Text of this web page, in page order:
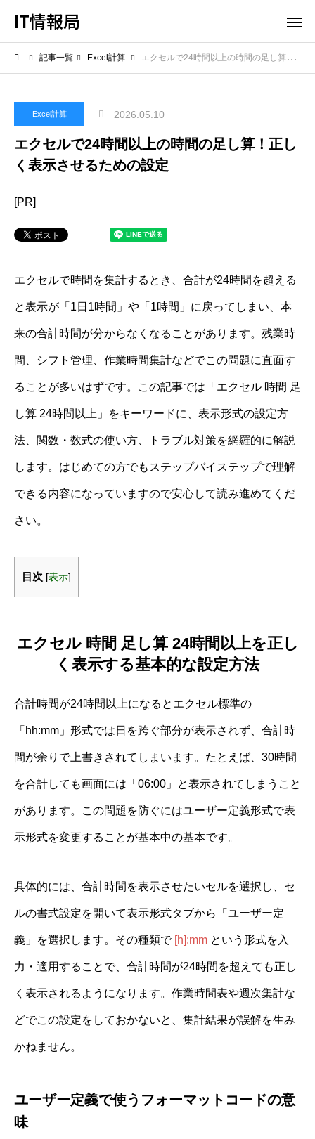
IT情報局
記事一覧 Excel計算 エクセルで24時間以上の時間の足し算！正しく表示させるための設定
Excel計算 2026.05.10
エクセルで24時間以上の時間の足し算！正し
く表示させるための設定
[PR]
エクセルで時間を集計するとき、合計が24時間を超える
と表示が「1日1時間」や「1時間」に戻ってしまい、本
来の合計時間が分からなくなることがあります。残業時
間、シフト管理、作業時間集計などでこの問題に直面す
ることが多いはずです。この記事では「エクセル 時間 足
し算 24時間以上」をキーワードに、表示形式の設定方
法、関数・数式の使い方、トラブル対策を網羅的に解説
します。はじめての方でもステップバイステップで理解
できる内容になっていますので安心して読み進めてくだ
さい。
目次 [表示]
エクセル 時間 足し算 24時間以上を正し
く表示する基本的な設定方法
合計時間が24時間以上になるとエクセル標準の
「hh:mm」形式では日を跨ぐ部分が表示されず、合計時
間が余りで上書きされてしまいます。たとえば、30時間
を合計しても画面には「06:00」と表示されてしまうこと
があります。この問題を防ぐにはユーザー定義形式で表
示形式を変更することが基本中の基本です。
具体的には、合計時間を表示させたいセルを選択し、セ
ルの書式設定を開いて表示形式タブから「ユーザー定
義」を選択します。その種類で [h]:mm という形式を入
力・適用することで、合計時間が24時間を超えても正し
く表示されるようになります。作業時間表や週次集計な
どでこの設定をしておかないと、集計結果が誤解を生み
かねません。
ユーザー定義で使うフォーマットコードの意
味